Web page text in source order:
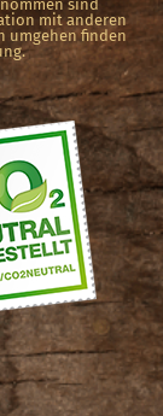
sind
mit anderen
umgehen finden